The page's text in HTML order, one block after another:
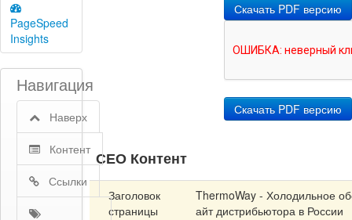
PageSpeed
Insights
Навигация
Наверх
Контент
Ссылки
Скачать PDF версию
СЕО Контент
Заголовок
страницы
ThermoWay - Холодильное
айт дистрибьютора в России